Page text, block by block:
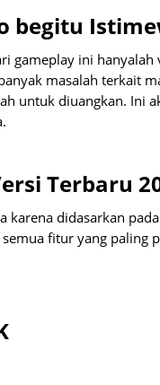
begitu
gameplay ini
masalah terkait
untuk diuangkan. Ini
Terbaru
karena didasarkan
fitur yang paling